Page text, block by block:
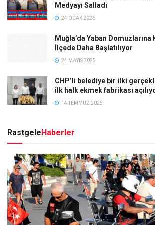
Medyayı Salladı
24 OCAK 2026
Muğla’da Yaban Domuzlarına
İlçede Daha Başlatılıyor
24 MAYIS 2025
CHP’li belediye bir ilki
ilk halk ekmek fabrikası
14 TEMMUZ 2025
RastgeleHaberler